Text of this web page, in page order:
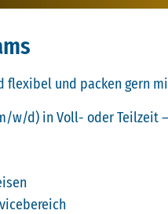
flexibel und packen gern
d) in Voll- oder Teilzeit